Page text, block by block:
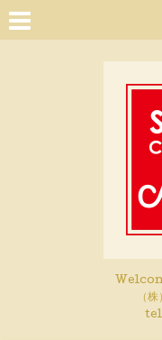
（
tel